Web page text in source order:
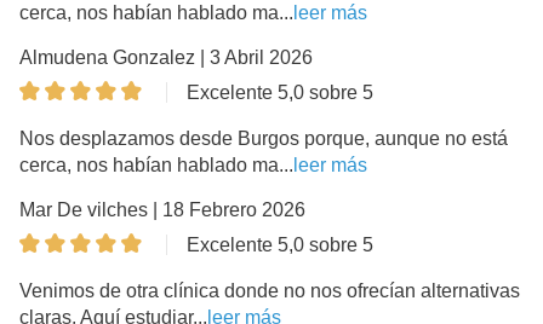
cerca, nos habían hablado ma... leer más
Almudena Gonzalez | 3 Abril 2026
Excelente 5,0 sobre 5
Nos desplazamos desde Burgos porque, aunque no está
cerca, nos habían hablado ma... leer más
Mar De vilches | 18 Febrero 2026
Excelente 5,0 sobre 5
Venimos de otra clínica donde no nos ofrecían alternativas
claras. Aquí estudiar... leer más